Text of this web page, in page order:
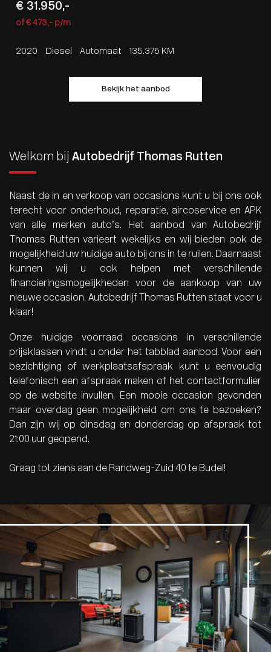
€ 31.950,-
of € 473,- p/m
2020 Diesel Automaat 135.375 KM
Bekijk het aanbod
Welkom bij Autobedrijf Thomas Rutten
Naast de in en verkoop van occasions kunt u bij ons ook
terecht voor onderhoud, reparatie, aircoservice en APK
van alle merken auto’s. Het aanbod van Autobedrijf
Thomas Rutten varieert wekelijks en wij bieden ook de
mogelijkheid uw huidige auto bij ons in te ruilen. Daarnaast
kunnen wij u ook helpen met verschillende
financieringsmogelijkheden voor de aankoop van uw
nieuwe occasion. Autobedrijf Thomas Rutten staat voor u
klaar!
Onze huidige voorraad occasions in verschillende
prijsklassen vindt u onder het tabblad aanbod. Voor een
bezichtiging of werkplaatsafspraak kunt u eenvoudig
telefonisch een afspraak maken of het contactformulier
op de website invullen. Een mooie occasion gevonden
maar overdag geen mogelijkheid om ons te bezoeken?
Dan zijn wij op dinsdag en donderdag op afspraak tot
21:00 uur geopend.
Graag tot ziens aan de Randweg-Zuid 40 te Budel!